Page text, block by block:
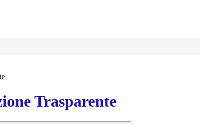
Trasparente